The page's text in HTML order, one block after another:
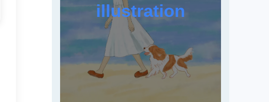
illustration